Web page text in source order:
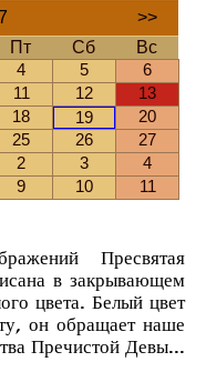
>>
Пт Сб
Вс
4 5
6
11 12
13
18 19
20
25 26
27
2 3
4
9 10 11
Пресвятая
в закрывающем
цвета. Белый цвет
он обращает наше
Пречистой Девы...